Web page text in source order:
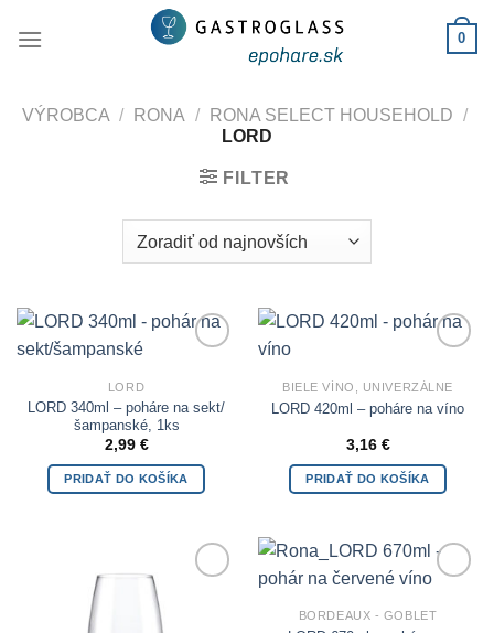
0
VÝROBCA / RONA / RONA SELECT HOUSEHOLD /
LORD
FILTER
LORD
LORD 340ml – poháre na sekt/
šampanské, 1ks
2,99 €
PRIDAŤ DO KOŠÍKA
Wishlist
BIELE VÍNO, UNIVERZÁLNE
LORD 420ml – poháre na víno
3,16 €
PRIDAŤ DO KOŠÍKA
BORDEAUX - GOBLET